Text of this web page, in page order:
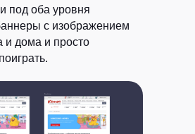
под оба уровня
с изображением
дома и просто